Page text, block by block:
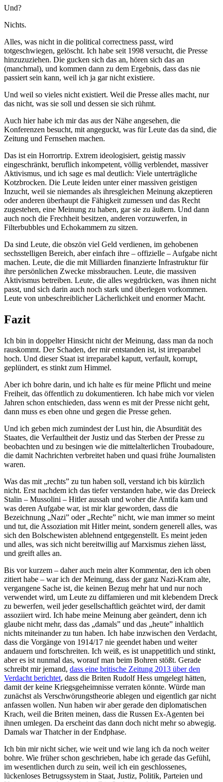
Und?
Nichts.
Alles, was nicht in die political correctness passt, wird
totgeschwiegen, gelöscht. Ich habe seit 1998 versucht, die Presse
hinzuzuziehen. Die gucken sich das an, hören sich das an
(manchmal), und kommen dann zu dem Ergebnis, dass das nie
passiert sein kann, weil ich ja gar nicht existiere.
Und weil so vieles nicht existiert. Weil die Presse alles macht, nur
das nicht, was sie soll und dessen sie sich rühmt.
Auch hier habe ich mir das aus der Nähe angesehen, die
Konferenzen besucht, mit angeguckt, was für Leute das da sind, die
Zeitung und Fernsehen machen.
Das ist ein Horrortrip. Extrem ideologisiert, geistig massiv
eingeschränkt, beruflich inkompetent, völlig verblendet, massiver
Aktivismus, und ich sage es mal deutlich: Viele unterträgliche
Kotzbrocken. Die Leute leiden unter einer massiven geistigen
Inzucht, weil sie niemandes als ihresgleichen Meinung akzeptieren
oder anderen überhaupt die Fähigkeit zumessen und das Recht
zugestehen, eine Meinung zu haben, gar sie zu äußern. Und dann
auch noch die Frechheit besitzen, anderen vorzuwerfen, in
Filterbubbles und Echokammern zu sitzen.
Da sind Leute, die obszön viel Geld verdienen, im gehobenen
sechsstelligen Bereich, aber einfach ihre – offizielle – Aufgabe nicht
machen. Leute, die die mit Milliarden finanzierte Infrastruktur für
ihre persönlichen Zwecke missbrauchen. Leute, die massiven
Aktivismus betreiben. Leute, die alles wegdrücken, was ihnen nicht
passt, und sich darin auch noch stark und überlegen vorkommen.
Leute von unbeschreiblicher Lächerlichkeit und enormer Macht.
Fazit
Ich bin in doppelter Hinsicht nicht der Meinung, dass man da noch
rauskommt. Der Schaden, der mir entstanden ist, ist irreparabel
hoch. Und dieser Staat ist irreparabel kaputt, verfault, korrupt,
geplündert, es stinkt zum Himmel.
Aber ich bohre darin, und ich halte es für meine Pflicht und meine
Freiheit, das öffentlich zu dokumentieren. Ich habe mich vor vielen
Jahren schon entschieden, dass wenn es mit der Presse nicht geht,
dann muss es eben ohne und gegen die Presse gehen.
Und ich geben mich zumindest der Lust hin, die Absurdität des
Staates, die Verfaultheit der Justiz und das Sterben der Presse zu
beobachten und zu besingen wie die mittelalterlichen Troubadoure,
die damit Nachrichten verbreitet haben und quasi frühe Journalisten
waren.
Was das mit „rechts” zu tun haben soll, verstand ich bis kürzlich
nicht. Erst nachdem ich das tiefer verstanden habe, wie das Dreieck
Stalin – Mussolini – Hitler aussah und woher die Antifa kam und
was deren Aufgabe war, ist mir klar geworden, dass die
Bezeichnung „Nazi” oder „Rechte” nicht, wie man immer so meint
und tut, die Assoziation mit Hitler meint, sondern generell alles, was
sich den Bolschewisten ablehnend entgegenstellt. Es meint jeden
und alles, was sich nicht bereitwillig auf Marxismus ziehen lässt,
und greift alles an.
Bis vor kurzem – daher auch mein alter Kommentar, den ich oben
zitiert habe – war ich der Meinung, dass der ganz Nazi-Kram alte,
vergangene Sache ist, die keinen Bezug mehr hat und nur noch
verwendet wird, um Leute zu diffamieren und mit klebendem Dreck
zu bewerfen, weil jeder gesellschaftlich geächtet wird, der damit
assoziiert wird. Ich habe meine Meinung aber geändert, denn ich
glaube nicht mehr, dass das „damals” und das „heute” inhaltlich
nichts miteinander zu tun haben. Ich habe inzwischen den Verdacht,
dass die Vorgänge von 1914/17 nie geendet haben und weiter
andauern und fortschreiten. Ich weiß, es ist unappetitlich und stinkt,
aber es ist nunmal das, worauf man beim Bohren stößt. Gerade
schreibt mir jemand, dass eine britische Zeitung 2013 über den
Verdacht berichtet, dass die Briten Rudolf Hess umgelegt hätten,
damit der keine Kriegsgeheimnisse verraten könnte. Würde man
zunächst als Verschwörungstheorie ablegen und eigentlich gar nicht
anfassen wollen. Nun haben wir aber gerade den diplomatischen
Krach, weil die Briten meinen, dass die Russen Ex-Agenten bei
ihnen umlegen. Da erscheint das dann doch nicht mehr so abwegig.
Damals war Thatcher in der Endphase.
Ich bin mir nicht sicher, wie weit und wie lang ich da noch weiter
bohre. Wie früher schon geschrieben, habe ich gerade das Gefühl,
im wesentlichen durch zu sein, weil ich ein geschlossenes,
lückenloses Betrugssystem in Staat, Justiz, Politik, Parteien und